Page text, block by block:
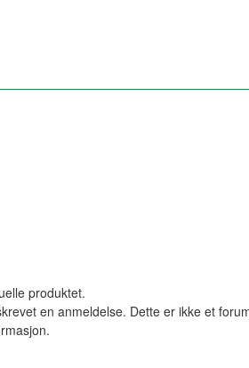
produktet.
en anmeldelse. Dette er ikke et